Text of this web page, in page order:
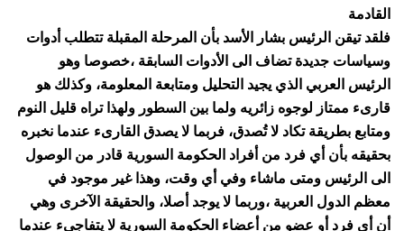
القادمة
فلقد تيقن الرئيس بشار الأسد بأن المرحلة المقبلة تتطلب أدوات
وسياسات جديدة تضاف الى الأدوات السابقة ،خصوصا وهو
الرئيس العربي الذي يجيد التحليل ومتابعة المعلومة، وكذلك هو
قارىء ممتاز لوجوه زائريه ولما بين السطور ولهذا تراه قليل النوم
ومتابع بطريقة تكاد لا تُصدق، فربما لا يصدق القارىء عندما نخبره
بحقيقه بأن أي فرد من أفراد الحكومة السورية قادر من الوصول
الى الرئيس ومتى ماشاء وفي أي وقت، وهذا غير موجود في
معظم الدول العربية ،وربما لا يوجد أصلا، والحقيقة الآخرى وهي
أن أي فرد أو عضو من أعضاء الحكومة السورية لا يتفاجىء عندما